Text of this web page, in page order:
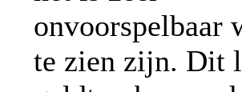
onvoorspelbaar
te zien zijn. Dit